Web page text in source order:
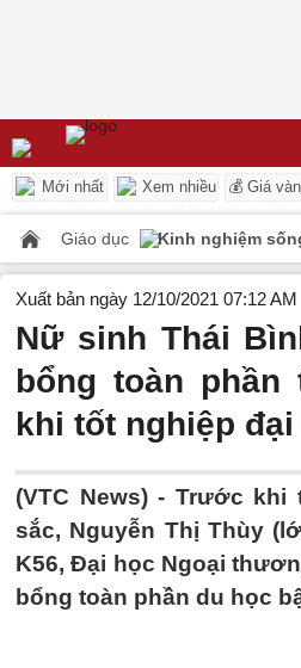
Mới nhất Xem nhiều 💰 Giá
Giáo dục Kinh nghiệm
Xuất bản ngày 12/10/2021 07:12 AM
Nữ sinh Thái
bổng toàn
khi tốt nghiệp
(VTC News) - Trước khi
sắc, Nguyễn Thị Thùy
K56, Đại học Ngoại
bổng toàn phần du học